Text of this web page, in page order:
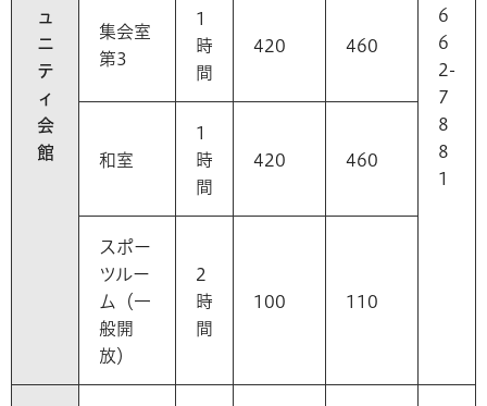
ュ
ニ
テ
ィ
会
館
6
6
2-
7
8
8
1
集会室
第3
1
時
間
420 460
和室
1
時
間
420 460
スポー
ツルー
ム（一
般開
放）
2
時
間
100 110